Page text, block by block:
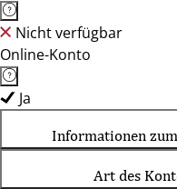
Nicht verfügbar
Online-Konto
Ja
Informationen
Art des